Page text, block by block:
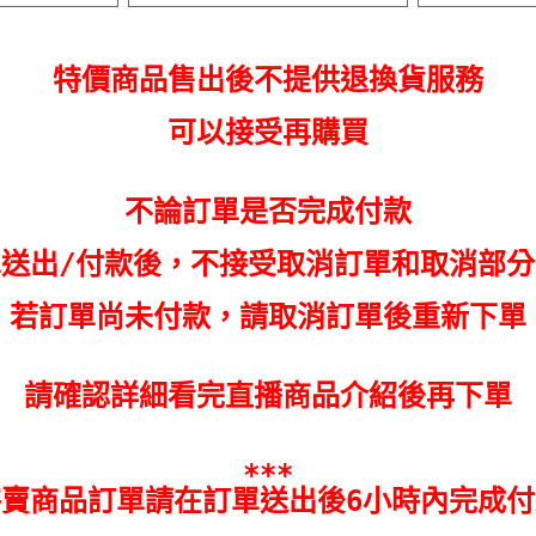
特價商品售出後不提供退換貨服務
可以接受再購買
不論訂單是否完成付款
出/付款後，不接受取消訂單和取消部
若訂單尚未付款，請取消訂單後重新下單
請確認詳細看完直播商品介紹後再下單
***
商品訂單請在訂單送出後6小時內完成